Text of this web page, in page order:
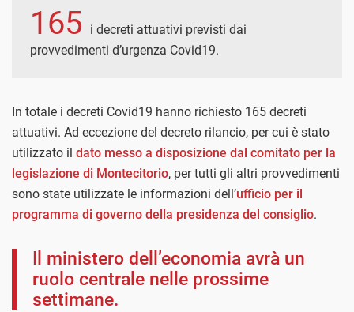
165
i decreti attuativi previsti dai
provvedimenti d’urgenza Covid19.
In totale i decreti Covid19 hanno richiesto 165 decreti
attuativi. Ad eccezione del decreto rilancio, per cui è stato
utilizzato il dato messo a disposizione dal comitato per la
legislazione di Montecitorio, per tutti gli altri provvedimenti
sono state utilizzate le informazioni dell’ufficio per il
programma di governo della presidenza del consiglio.
Il ministero dell’economia avrà un
ruolo centrale nelle prossime
settimane.